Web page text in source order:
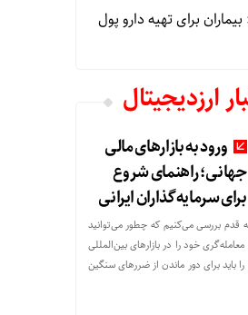
برای تهیه دارو پول
ارزدیجیتال
ورود به بازارهای مالی
جهانی؛ راهنمای شروع
برای سرمایه‌گذاران ایرانی
قدم بررسی می‌کنیم که چطور می‌توانید
خود را در بازارهای بین‌المللی
باید برای دور ماندن از ضررهای سنگین